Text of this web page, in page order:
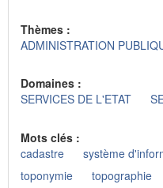
Thèmes :
ADMINISTRATION
Domaines :
SERVICES DE L'ETAT
Mots clés :
cadastre
système
toponymie
topographie